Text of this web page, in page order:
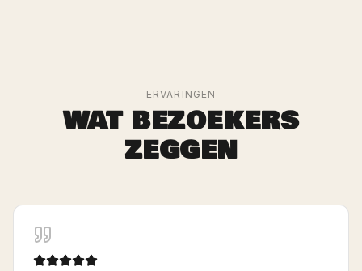
ERVARINGEN
WAT BEZOEKERS
ZEGGEN